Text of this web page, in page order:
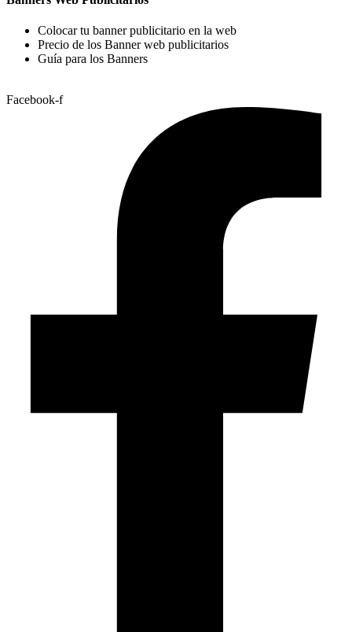
Colocar tu banner publicitario en la web
Precio de los Banner web publicitarios
Guía para los Banners
Facebook-f